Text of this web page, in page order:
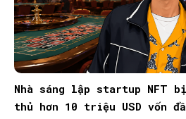
Nhà sáng lập startup
thủ hơn 10 triệu USD vốn